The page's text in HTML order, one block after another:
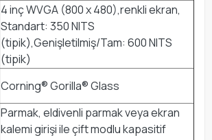
4 inç WVGA (800 x 480),renkli ekran,
Standart: 350 NITS
(tipik),Genişletilmiş/Tam: 600 NITS
(tipik)
Corning® Gorilla® Glass
Parmak, eldivenli parmak veya ekran
kalemi girişi ile çift modlu kapasitif